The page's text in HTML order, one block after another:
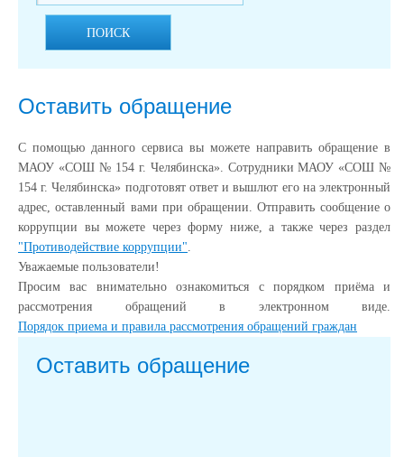
ПОИСК
Оставить обращение
С помощью данного сервиса вы можете направить обращение в
МАОУ «СОШ № 154 г. Челябинска». Сотрудники МАОУ «СОШ №
154 г. Челябинска» подготовят ответ и вышлют его на электронный
адрес, оставленный вами при обращении. Отправить сообщение о
коррупции вы можете через форму ниже, а также через раздел
"Противодействие коррупции".
Уважаемые пользователи!
Просим вас внимательно ознакомиться с порядком приёма и
рассмотрения обращений в электронном виде.
Порядок приема и правила рассмотрения обращений граждан
Оставить обращение